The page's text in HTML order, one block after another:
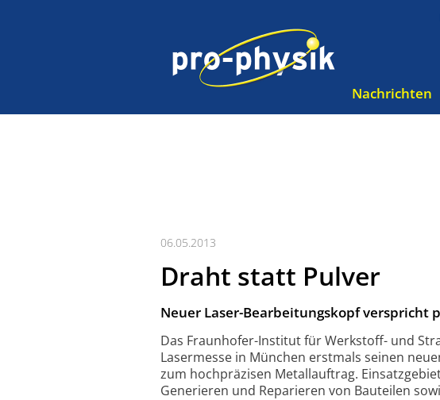
Nachrichten
06.05.2013
Draht statt Pulver
Neuer Laser-Bearbeitungskopf verspricht
Das Fraunhofer-Institut für Werkstoff- und
Lasermesse in München erstmals seinen
zum hochpräzisen Metallauftrag.
Generieren und Reparieren von Bauteilen